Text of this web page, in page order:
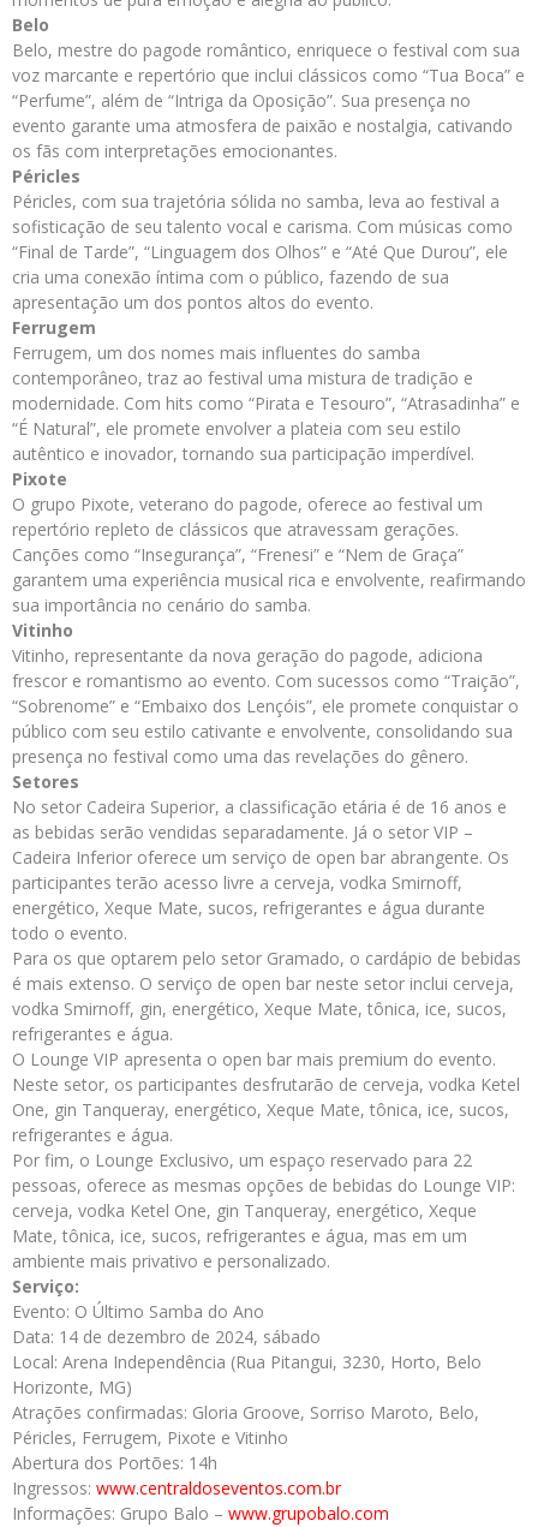
Belo
Belo, mestre do pagode romântico, enriquece o festival com sua
voz marcante e repertório que inclui clássicos como “Tua Boca” e
“Perfume”, além de “Intriga da Oposição”. Sua presença no
evento garante uma atmosfera de paixão e nostalgia, cativando
os fãs com interpretações emocionantes.
Péricles
Péricles, com sua trajetória sólida no samba, leva ao festival a
sofisticação de seu talento vocal e carisma. Com músicas como
“Final de Tarde”, “Linguagem dos Olhos” e “Até Que Durou”, ele
cria uma conexão íntima com o público, fazendo de sua
apresentação um dos pontos altos do evento.
Ferrugem
Ferrugem, um dos nomes mais influentes do samba
contemporâneo, traz ao festival uma mistura de tradição e
modernidade. Com hits como “Pirata e Tesouro”, “Atrasadinha” e
“É Natural”, ele promete envolver a plateia com seu estilo
autêntico e inovador, tornando sua participação imperdível.
Pixote
O grupo Pixote, veterano do pagode, oferece ao festival um
repertório repleto de clássicos que atravessam gerações.
Canções como “Insegurança”, “Frenesi” e “Nem de Graça”
garantem uma experiência musical rica e envolvente, reafirmando
sua importância no cenário do samba.
Vitinho
Vitinho, representante da nova geração do pagode, adiciona
frescor e romantismo ao evento. Com sucessos como “Traição”,
“Sobrenome” e “Embaixo dos Lençóis”, ele promete conquistar o
público com seu estilo cativante e envolvente, consolidando sua
presença no festival como uma das revelações do gênero.
Setores
No setor Cadeira Superior, a classificação etária é de 16 anos e
as bebidas serão vendidas separadamente. Já o setor VIP –
Cadeira Inferior oferece um serviço de open bar abrangente. Os
participantes terão acesso livre a cerveja, vodka Smirnoff,
energético, Xeque Mate, sucos, refrigerantes e água durante
todo o evento.
Para os que optarem pelo setor Gramado, o cardápio de bebidas
é mais extenso. O serviço de open bar neste setor inclui cerveja,
vodka Smirnoff, gin, energético, Xeque Mate, tônica, ice, sucos,
refrigerantes e água.
O Lounge VIP apresenta o open bar mais premium do evento.
Neste setor, os participantes desfrutarão de cerveja, vodka Ketel
One, gin Tanqueray, energético, Xeque Mate, tônica, ice, sucos,
refrigerantes e água.
Por fim, o Lounge Exclusivo, um espaço reservado para 22
pessoas, oferece as mesmas opções de bebidas do Lounge VIP:
cerveja, vodka Ketel One, gin Tanqueray, energético, Xeque
Mate, tônica, ice, sucos, refrigerantes e água, mas em um
ambiente mais privativo e personalizado.
Serviço:
Evento: O Último Samba do Ano
Data: 14 de dezembro de 2024, sábado
Local: Arena Independência (Rua Pitangui, 3230, Horto, Belo
Horizonte, MG)
Atrações confirmadas: Gloria Groove, Sorriso Maroto, Belo,
Péricles, Ferrugem, Pixote e Vitinho
Abertura dos Portões: 14h
Ingressos: www.centraldoseventos.com.br
Informações: Grupo Balo – www.grupobalo.com